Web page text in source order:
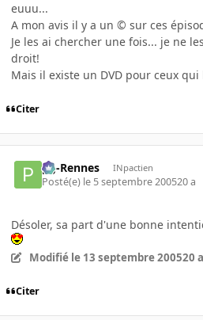
euuu...
A mon avis il y a un © sur ces
Je les ai chercher une fois... je ne
droit!
Mais il existe un DVD pour ceux qui
Citer
pg-Rennes INpactien
Posté(e) le 5 septembre 200520 a
Désoler, sa part d'une bonne
Modifié le 13 septembre 200520 a
Citer